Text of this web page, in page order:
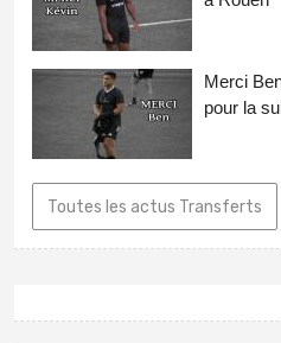
Merci
pour la
Toutes les actus Transferts